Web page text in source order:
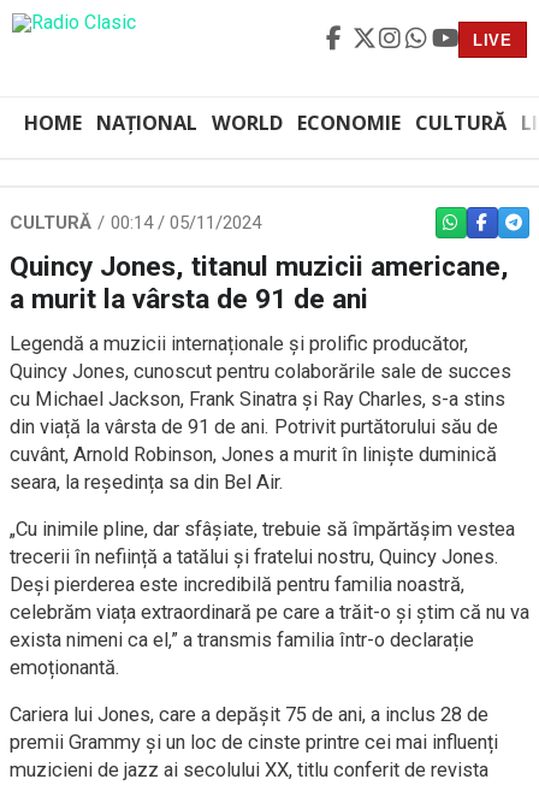
LIVE
HOME NAȚIONAL WORLD ECONOMIE CULTURĂ
CULTURĂ 00:14 / 05/11/2024 WHATSAPP
Quincy Jones, titanul muzicii americane,
a murit la vârsta de 91 de ani
Legendă a muzicii internaționale și prolific producător,
Quincy Jones, cunoscut pentru colaborările sale de succes
cu Michael Jackson, Frank Sinatra și Ray Charles, s-a stins
din viață la vârsta de 91 de ani. Potrivit purtătorului său de
cuvânt, Arnold Robinson, Jones a murit în liniște duminică
seara, la reședința sa din Bel Air.
„Cu inimile pline, dar sfâșiate, trebuie să împărtășim vestea
trecerii în neființă a tatălui și fratelui nostru, Quincy Jones.
Deși pierderea este incredibilă pentru familia noastră,
celebrăm viața extraordinară pe care a trăit-o și știm că nu va
exista nimeni ca el,” a transmis familia într-o declarație
emoționantă.
Cariera lui Jones, care a depășit 75 de ani, a inclus 28 de
premii Grammy și un loc de cinste printre cei mai influenți
muzicieni de jazz ai secolului XX, titlu conferit de revista